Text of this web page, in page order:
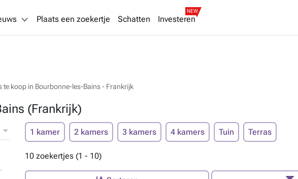
Plaats een zoekertje Schatten Investeren
NEW
te koop in Bourbonne-les-Bains - Frankrijk
(Frankrijk)
1 kamer 2 kamers 3 kamers 4 kamers Tuin Terras
10 zoekertjes (1 - 10)